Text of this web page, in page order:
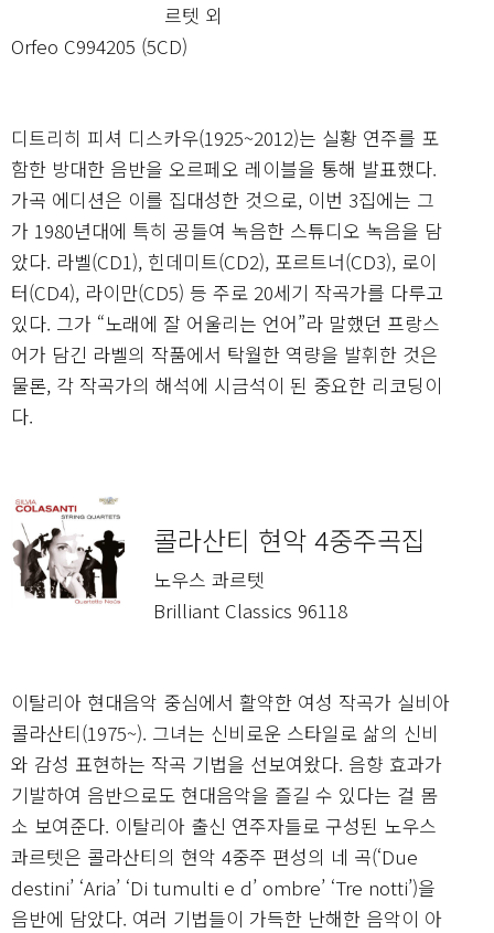
르텟 외
Orfeo C994205 (5CD)
디트리히 피셔 디스카우(1925~2012)는 실황 연주를 포
함한 방대한 음반을 오르페오 레이블을 통해 발표했다.
가곡 에디션은 이를 집대성한 것으로, 이번 3집에는 그
가 1980년대에 특히 공들여 녹음한 스튜디오 녹음을 담
았다. 라벨(CD1), 힌데미트(CD2), 포르트너(CD3), 로이
터(CD4), 라이만(CD5) 등 주로 20세기 작곡가를 다루고
있다. 그가 “노래에 잘 어울리는 언어”라 말했던 프랑스
어가 담긴 라벨의 작품에서 탁월한 역량을 발휘한 것은
물론, 각 작곡가의 해석에 시금석이 된 중요한 리코딩이
다.
콜라산티 현악 4중주곡집
노우스 콰르텟
Brilliant Classics 96118
이탈리아 현대음악 중심에서 활약한 여성 작곡가 실비아
콜라산티(1975~). 그녀는 신비로운 스타일로 삶의 신비
와 감성 표현하는 작곡 기법을 선보여왔다. 음향 효과가
기발하여 음반으로도 현대음악을 즐길 수 있다는 걸 몸
소 보여준다. 이탈리아 출신 연주자들로 구성된 노우스
콰르텟은 콜라산티의 현악 4중주 편성의 네 곡(‘Due
destini’ ‘Aria’ ‘Di tumulti e d’ ombre’ ‘Tre notti’)을
음반에 담았다. 여러 기법들이 가득한 난해한 음악이 아